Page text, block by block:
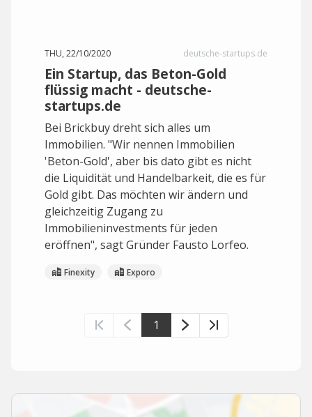
THU, 22/10/2020 deutsche-startups.de
Ein Startup, das Beton-Gold
flüssig macht - deutsche-
startups.de
Bei Brickbuy dreht sich alles um
Immobilien. "Wir nennen Immobilien
'Beton-Gold', aber bis dato gibt es nicht
die Liquidität und Handelbarkeit, die es für
Gold gibt. Das möchten wir ändern und
gleichzeitig Zugang zu
Immobilieninvestments für jeden
eröffnen", sagt Gründer Fausto Lorfeo.
Finexity Exporo
1